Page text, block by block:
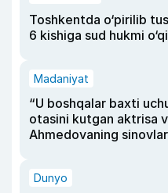
Toshkentda o‘pirilib
6 kishiga sud hukmi
Madaniyat
“U boshqalar baxti
otasini kutgan aktrisa
Ahmedovaning
Dunyo